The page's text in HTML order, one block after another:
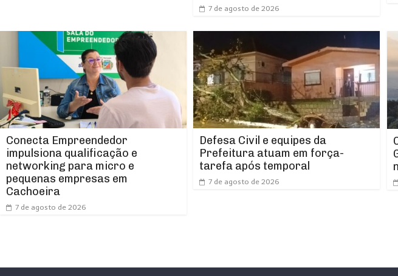
7 de agosto de 2026
Conecta Empreendedor
impulsiona qualificação e
networking para micro e
pequenas empresas em
Cachoeira
7 de agosto de 2026
Defesa Civil e equipes da
Prefeitura atuam em força-
tarefa após temporal
7 de agosto de 2026